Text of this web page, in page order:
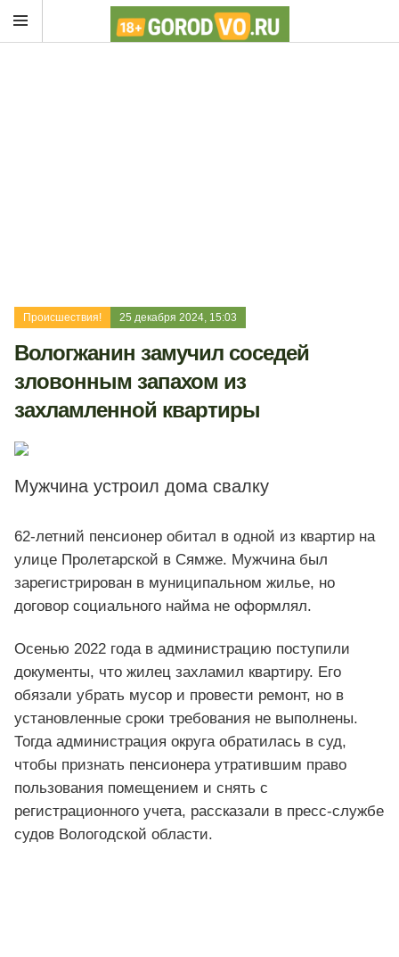
Происшествия! 25 декабря 2024, 15:03
Вологжанин замучил соседей
зловонным запахом из
захламленной квартиры
Мужчина устроил дома свалку
62-летний пенсионер обитал в одной из квартир на
улице Пролетарской в Сямже. Мужчина был
зарегистрирован в муниципальном жилье, но
договор социального найма не оформлял.
Осенью 2022 года в администрацию поступили
документы, что жилец захламил квартиру. Его
обязали убрать мусор и провести ремонт, но в
установленные сроки требования не выполнены.
Тогда администрация округа обратилась в суд,
чтобы признать пенсионера утратившим право
пользования помещением и снять с
регистрационного учета, рассказали в пресс-службе
судов Вологодской области.